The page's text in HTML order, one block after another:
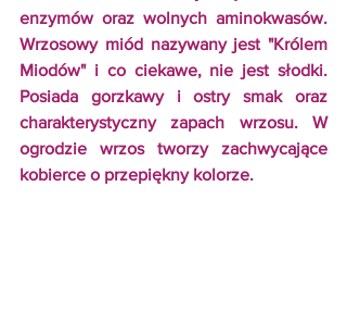
enzymów oraz wolnych aminokwasów.
Wrzosowy miód nazywany jest "Królem
Miodów" i co ciekawe, nie jest słodki.
Posiada gorzkawy i ostry smak oraz
charakterystyczny zapach wrzosu. W
ogrodzie wrzos tworzy zachwycające
kobierce o przepiękny kolorze.